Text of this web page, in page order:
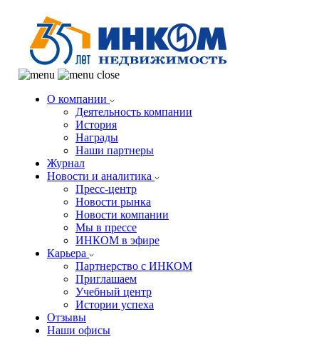
О компании
Деятельность компании
История
Награды
Наши партнеры
Журнал
Новости и аналитика
Пресс-центр
Новости рынка
Новости компании
Мы в прессе
ИНКОМ в эфире
Карьера
Партнерство с ИНКОМ
Приглашаем
Учебный центр
Истории успеха
Отзывы
Наши офисы